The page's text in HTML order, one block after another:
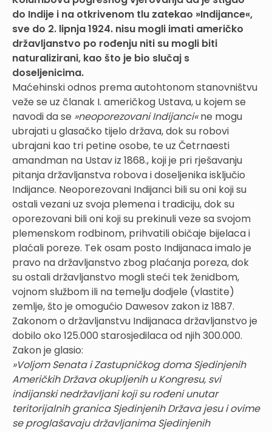
do Indije i na otkrivenom tlu zatekao »Indijance«,
sve do 2. lipnja 1924. nisu mogli imati američko
državljanstvo po rođenju niti su mogli biti
naturalizirani, kao što je bio slučaj s
doseljenicima.
Maćehinski odnos prema autohtonom stanovništvu
veže se uz članak I. američkog Ustava, u kojem se
navodi da se »neoporezovani Indijanci«ne mogu
ubrajati u glasačko tijelo država, dok su robovi
ubrajani kao tri petine osobe, te uz Četrnaesti
amandman na Ustav iz 1868., koji je pri rješavanju
pitanja državljanstva robova i doseljenika isključio
Indijance. Neoporezovani Indijanci bili su oni koji su
ostali vezani uz svoja plemena i tradiciju, dok su
oporezovani bili oni koji su prekinuli veze sa svojom
plemenskom rodbinom, prihvatili običaje bijelaca i
plaćali poreze. Tek osam posto Indijanaca imalo je
pravo na državljanstvo zbog plaćanja poreza, dok
su ostali državljanstvo mogli steći tek ženidbom,
vojnom službom ili na temelju dodjele (vlastite)
zemlje, što je omogućio Dawesov zakon iz 1887.
Zakonom o državljanstvu Indijanaca državljanstvo je
dobilo oko 125.000 starosjedilaca od njih 300.000.
Zakon je glasio:
»Voljom Senata i Zastupničkog doma Sjedinjenih
Američkih Država okupljenih u Kongresu, svi
indijanski nedržavljani koji su rođeni unutar
teritorijalnih granica Sjedinjenih Država jesu i ovime
se proglašavaju državljanima Sjedinjenih